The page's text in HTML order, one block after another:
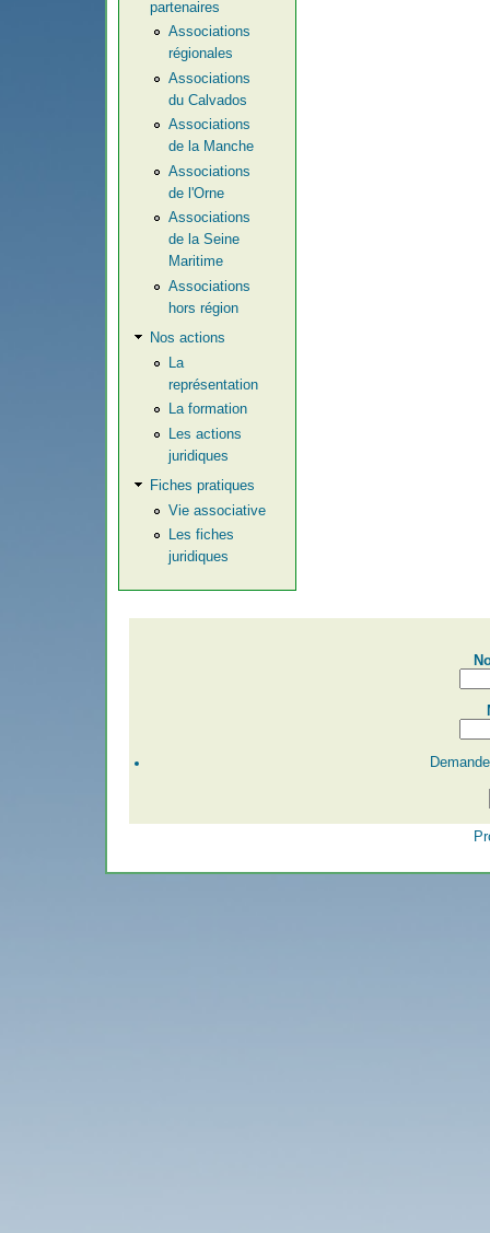
partenaires
Associations
régionales
Associations
du Calvados
Associations
de la Manche
Associations
de l'Orne
Associations
de la Seine
Maritime
Associations
hors région
Nos actions
La
représentation
La formation
Les actions
juridiques
Fiches pratiques
Vie associative
Les fiches
juridiques